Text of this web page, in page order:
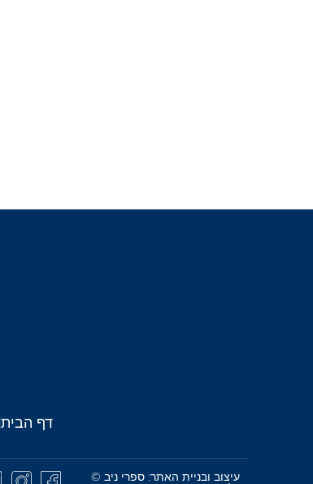
דף הבית
עיצוב ובניית האתר: ספרי ניב ©